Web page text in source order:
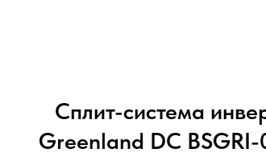
Сплит-система
Greenland DC BSGRI-